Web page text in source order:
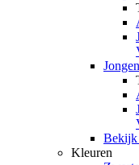
Bekijk
Kleuren